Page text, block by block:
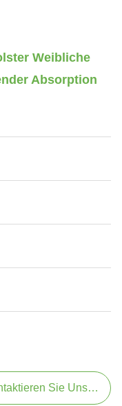
Weibliche
Absorption
Sie Uns Jetzt